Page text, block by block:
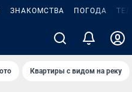
ЗНАКОМСТВА ПОГОДА
Квартиры с видом на реку